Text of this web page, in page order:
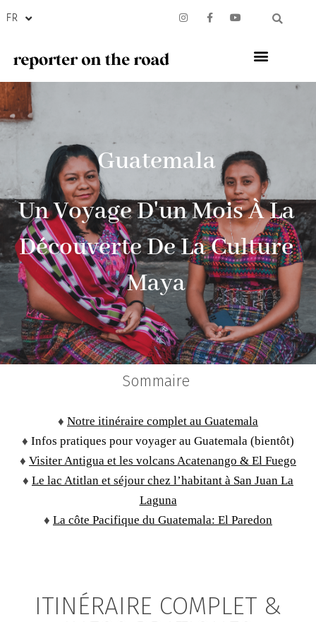
FR
Guatemala
Un Voyage D'un Mois À La
Découverte De La Culture
Maya
Sommaire
♦ Notre itinéraire complet au Guatemala
♦ Infos pratiques pour voyager au Guatemala (bientôt)
♦ Visiter Antigua et les volcans Acatenango & El Fuego
♦ Le lac Atitlan et séjour chez l’habitant à San Juan La
Laguna
♦ La côte Pacifique du Guatemala: El Paredon
ITINÉRAIRE COMPLET &